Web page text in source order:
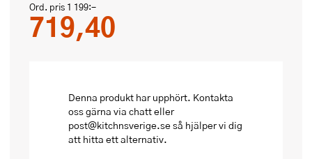
Ord. pris 1 199:-
719,40
Denna produkt har upphört. Kontakta
oss gärna via chatt eller
post@kitchnsverige.se så hjälper vi dig
att hitta ett alternativ.